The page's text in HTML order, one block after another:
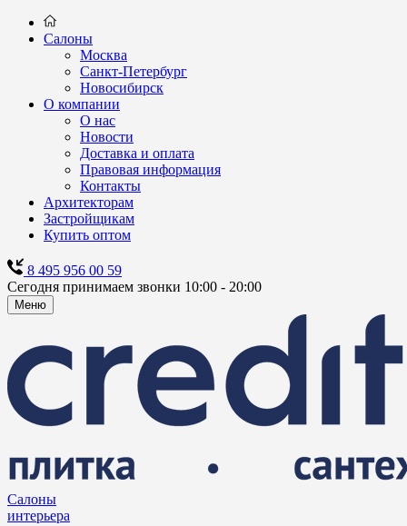
Салоны
Москва
Санкт-Петербург
Новосибирск
О компании
О нас
Новости
Доставка и оплата
Правовая информация
Контакты
Архитекторам
Застройщикам
Купить оптом
8 495 956 00 59
Сегодня принимаем звонки 10:00 - 20:00
Меню
Салоны
интерьера